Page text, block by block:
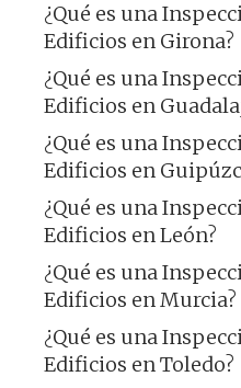
¿Qué es una
Edificios en Girona?
¿Qué es una
Edificios en
¿Qué es una
Edificios en
¿Qué es una
Edificios en León?
¿Qué es una
Edificios en Murcia?
¿Qué es una
Edificios en Toledo?